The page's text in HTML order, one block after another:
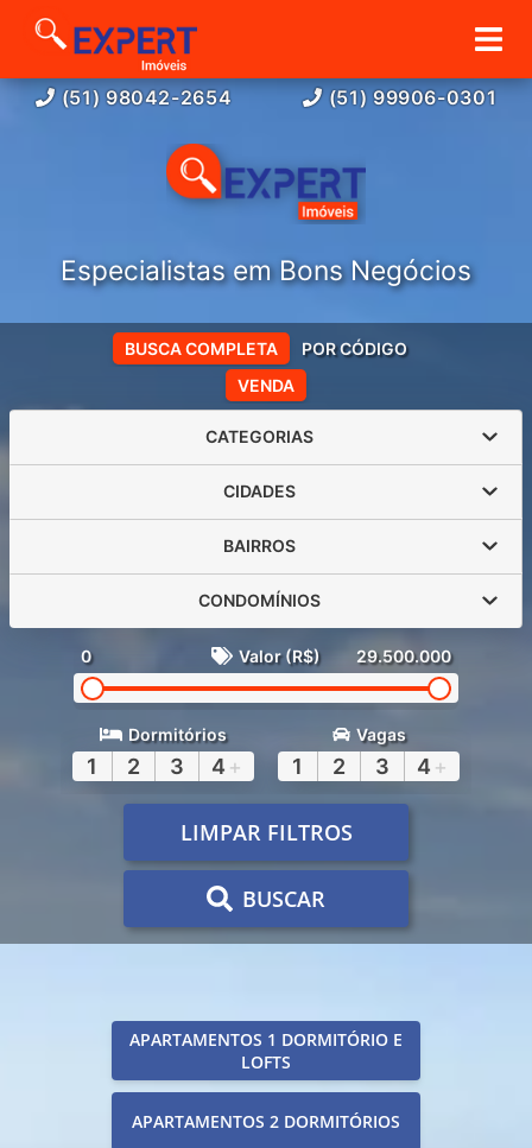
(51) 98042-2654 (51) 99906-0301
Especialistas em Bons Negócios
VENDA
BUSCA COMPLETA POR CÓDIGO
CATEGORIAS
CIDADES
BAIRROS
CONDOMÍNIOS
0 Valor (R$) 29.500.000
Dormitórios
1 2 3 4 +
Vagas
1 2 3 4 +
LIMPAR FILTROS
BUSCAR
APARTAMENTOS 1 DORMITÓRIO E
LOFTS
APARTAMENTOS 2 DORMITÓRIOS